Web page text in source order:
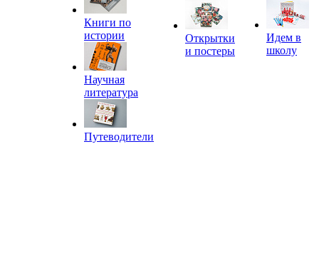
Книги по
истории
Научная
литература
Путеводители
Открытки
и постеры
Идем в
школу